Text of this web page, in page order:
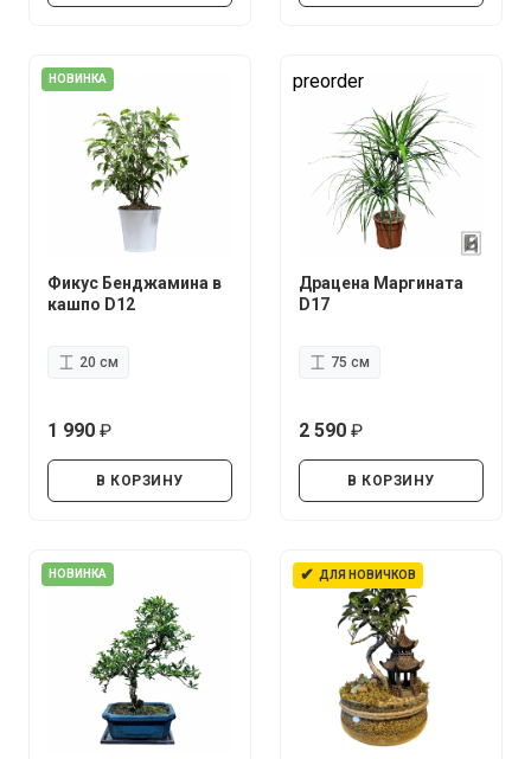
НОВИНКА
Фикус Бенджамина в
кашпо D12
20 см
1 990
В КОРЗИНУ
preorder
Драцена Маргината
D17
75 см
2 590
В КОРЗИНУ
НОВИНКА ✔ ДЛЯ НОВИЧКОВ